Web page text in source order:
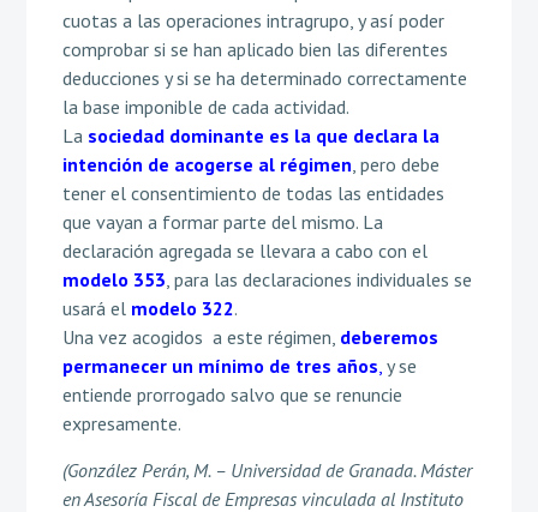
cuotas a las operaciones intragrupo, y así poder
comprobar si se han aplicado bien las diferentes
deducciones y si se ha determinado correctamente
la base imponible de cada actividad.
La sociedad dominante es la que declara la
intención de acogerse al régimen , pero debe
tener el consentimiento de todas las entidades
que vayan a formar parte del mismo. La
declaración agregada se llevara a cabo con el
modelo 353 , para las declaraciones individuales se
usará el modelo 322.
Una vez acogidos a este régimen, deberemos
permanecer un mínimo de tres años y se
entiende prorrogado salvo que se renuncie
expresamente.
(González Perán, M. – Universidad de Granada. Máster
en Asesoría Fiscal de Empresas vinculada al Instituto